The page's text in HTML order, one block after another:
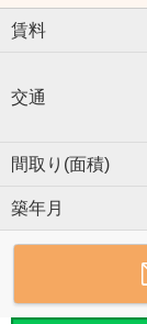
賃料
交通
間取り(面積)
築年月